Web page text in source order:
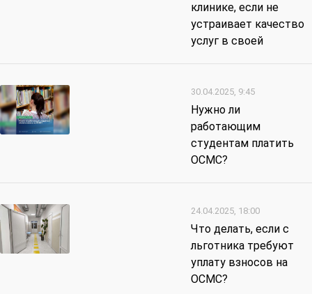
клинике, если не
устраивает качество
услуг в своей
30.04.2025, 9:45
Нужно ли
работающим
студентам платить
ОСМС?
24.04.2025, 18:00
Что делать, если с
льготника требуют
уплату взносов на
ОСМС?